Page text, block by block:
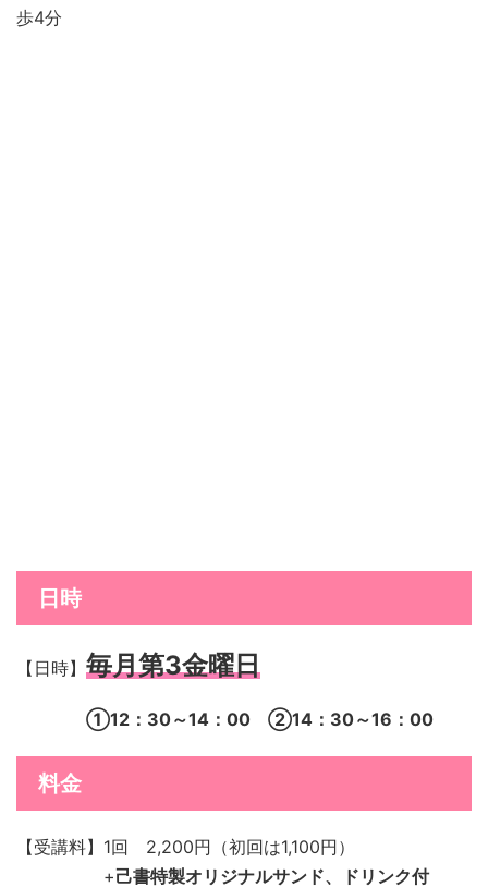
歩4分
日時
【日時】 毎月第3金曜日
①12：30～14：00 ②14：30～16：00
料金
【受講料】1回 2,200円（初回は1,100円）
+己書特製オリジナルサンド、ドリンク付